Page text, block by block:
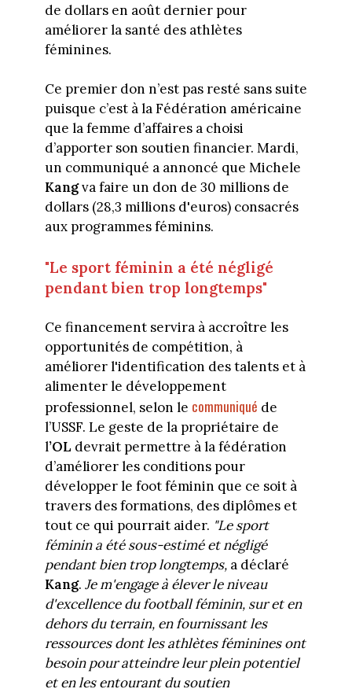
de dollars en août dernier pour
améliorer la santé des athlètes
féminines.
Ce premier don n’est pas resté sans suite
puisque c’est à la Fédération américaine
que la femme d’affaires a choisi
d’apporter son soutien financier. Mardi,
un communiqué a annoncé que Michele
Kangva faire un don de 30 millions de
dollars (28,3 millions d'euros) consacrés
aux programmes féminins.
"Le sport féminin a été négligé
pendant bien trop longtemps"
Ce financement servira à accroître les
opportunités de compétition, à
améliorer l'identification des talents et à
alimenter le développement
professionnel, selon le communiqué de
l’USSF. Le geste de la propriétaire de
l’OL devrait permettre à la fédération
d’améliorer les conditions pour
développer le foot féminin que ce soit à
travers des formations, des diplômes et
tout ce qui pourrait aider. "Le sport
féminin a été sous-estimé et négligé
pendant bien trop longtemps,a déclaré
Kang. Je m'engage à élever le niveau
d'excellence du football féminin, sur et en
dehors du terrain, en fournissant les
ressources dont les athlètes féminines ont
besoin pour atteindre leur plein potentiel
et en les entourant du soutien